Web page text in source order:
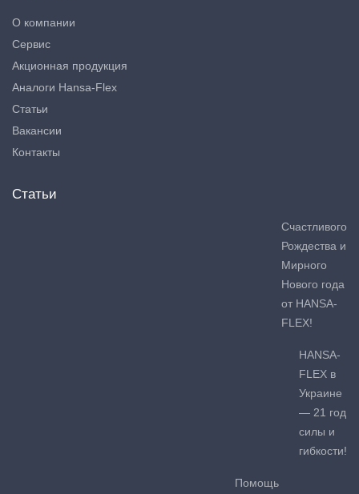
О компании
Сервис
Акционная продукция
Аналоги Hansa-Flex
Статьи
Вакансии
Контакты
Статьи
Счастливого
Рождества и
Мирного
Нового года
от HANSA-
FLEX!
HANSA-
FLEX в
Украине
— 21 год
силы и
гибкости!
Помощь